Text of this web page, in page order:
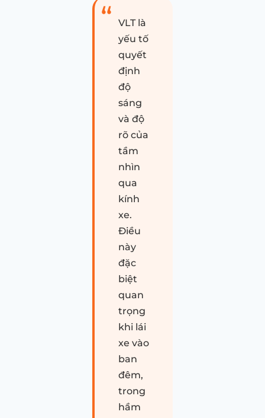
VLT là
yếu tố
quyết
định
độ
sáng
và độ
rõ của
tầm
nhìn
qua
kính
xe.
Điều
này
đặc
biệt
quan
trọng
khi lái
xe vào
ban
đêm,
trong
hầm